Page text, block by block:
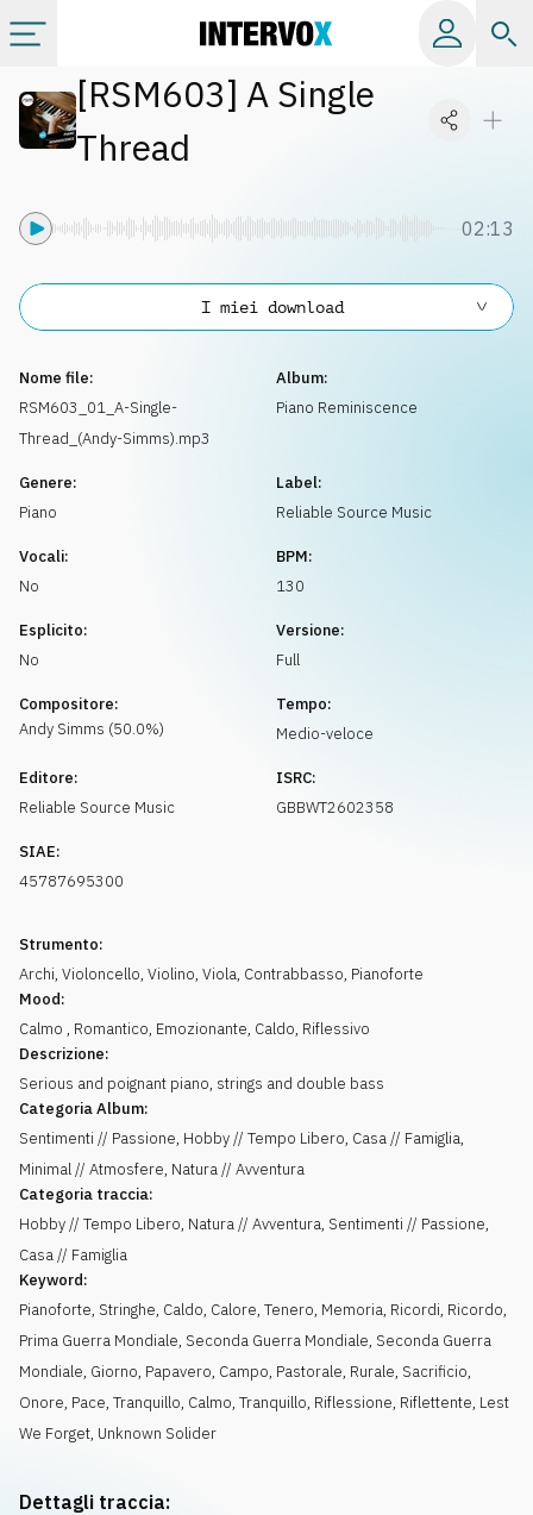
Categorie
[RSM603] A Single
Thread
02:13
Nome file:
RSM603_01_A-Single-
Thread_(Andy-Simms).mp3
Album:
Piano Reminiscence
Genere:
Piano
Label:
Reliable Source Music
Vocali:
No
BPM:
130
Esplicito:
No
Versione:
Full
Compositore:
Andy Simms (50.0%)
Tempo:
Medio-veloce
Editore:
Reliable Source Music
ISRC:
GBBWT2602358
SIAE:
45787695300
Strumento:
Archi, Violoncello, Violino, Viola, Contrabbasso, Pianoforte
Mood:
Calmo , Romantico, Emozionante, Caldo, Riflessivo
Descrizione:
Serious and poignant piano, strings and double bass
Categoria Album:
Sentimenti // Passione, Hobby // Tempo Libero, Casa // Famiglia,
Minimal // Atmosfere, Natura // Avventura
Categoria traccia:
Hobby // Tempo Libero, Natura // Avventura, Sentimenti // Passione,
Casa // Famiglia
Keyword:
Pianoforte, Stringhe, Caldo, Calore, Tenero, Memoria, Ricordi, Ricordo,
Prima Guerra Mondiale, Seconda Guerra Mondiale, Seconda Guerra
Mondiale, Giorno, Papavero, Campo, Pastorale, Rurale, Sacrificio,
Onore, Pace, Tranquillo, Calmo, Tranquillo, Riflessione, Riflettente, Lest
We Forget, Unknown Solider
I miei download
Dettagli traccia: